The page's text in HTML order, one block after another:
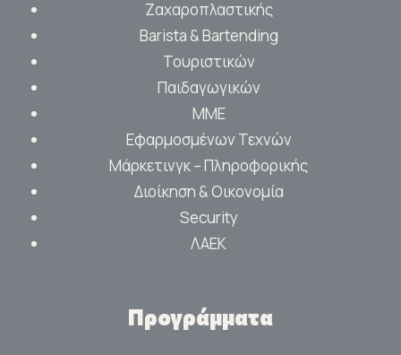
Ζαχαροπλαστικής
Barista & Bartending
Τουριστικών
Παιδαγωγικών
ΜΜΕ
Εφαρμοσμένων Τεχνών
Μάρκετινγκ – Πληροφορικής
Διοίκηση & Οικονομία
Security
ΛΑΕΚ
Προγράμματα